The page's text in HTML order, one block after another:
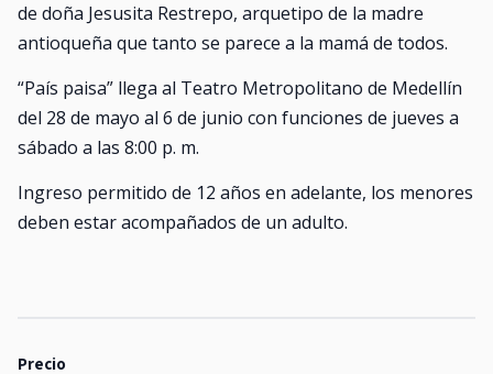
de doña Jesusita Restrepo, arquetipo de la madre
antioqueña que tanto se parece a la mamá de todos.
“País paisa” llega al Teatro Metropolitano de Medellín
del 28 de mayo al 6 de junio con funciones de jueves a
sábado a las 8:00 p. m.
Ingreso permitido de 12 años en adelante, los menores
deben estar acompañados de un adulto.
Precio